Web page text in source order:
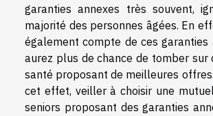
garanties annexes très souvent,
majorité des personnes âgées. En
également compte de ces garanties
aurez plus de chance de tomber sur
santé proposant de meilleures
cet effet, veiller à choisir une
seniors proposant des garanties